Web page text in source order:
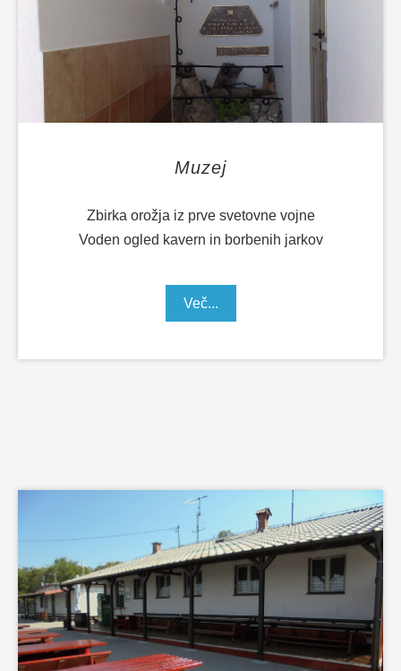
Muzej
Zbirka orožja iz prve svetovne vojne
Voden ogled kavern in borbenih jarkov
Več...